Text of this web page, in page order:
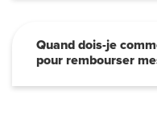
Quand dois-je
pour rembourser